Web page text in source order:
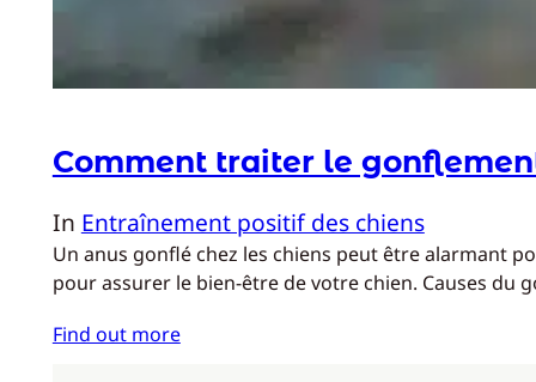
Comment traiter le
In Entraînement positif des chiens
Un anus gonflé chez les chiens peut être alarmant
pour assurer le bien-être de votre chien. Causes du
Find out more